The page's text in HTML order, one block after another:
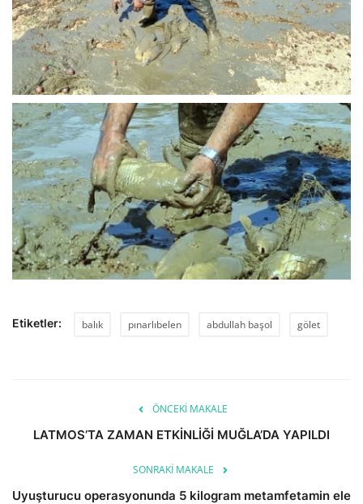
Etiketler: balık pınarlıbelen abdullah başol gölet
ÖNCEKI MAKALE
LATMOS’TA ZAMAN ETKİNLİĞİ MUĞLA’DA YAPILDI
SONRAKI MAKALE
Uyuşturucu operasyonunda 5 kilogram metamfetamin ele